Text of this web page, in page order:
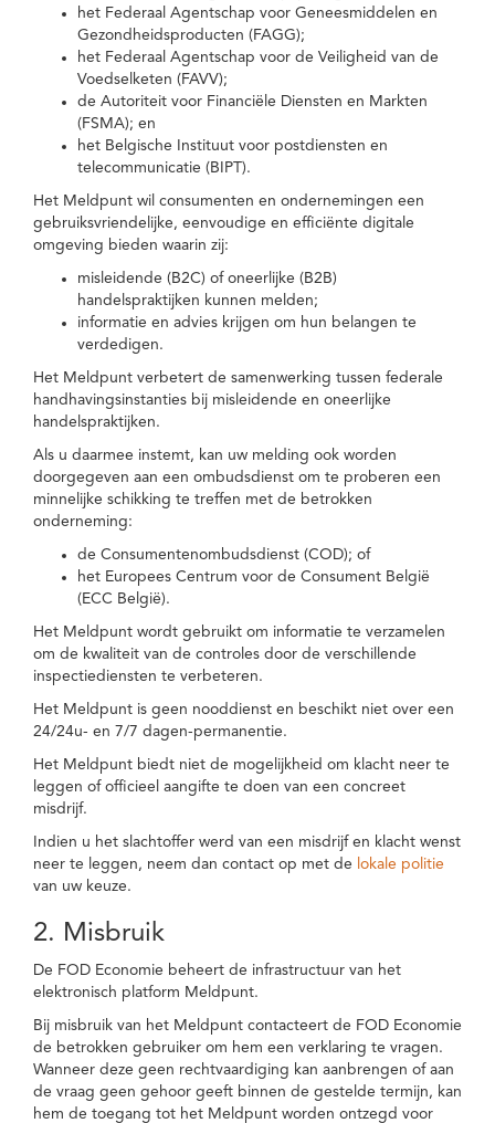
het Federaal Agentschap voor Geneesmiddelen en
Gezondheidsproducten (FAGG);
het Federaal Agentschap voor de Veiligheid van de
Voedselketen (FAVV);
de Autoriteit voor Financiële Diensten en Markten
(FSMA); en
het Belgische Instituut voor postdiensten en
telecommunicatie (BIPT).
Het Meldpunt wil consumenten en ondernemingen een
gebruiksvriendelijke, eenvoudige en efficiënte digitale
omgeving bieden waarin zij:
misleidende (B2C) of oneerlijke (B2B)
handelspraktijken kunnen melden;
informatie en advies krijgen om hun belangen te
verdedigen.
Het Meldpunt verbetert de samenwerking tussen federale
handhavingsinstanties bij misleidende en oneerlijke
handelspraktijken.
Als u daarmee instemt, kan uw melding ook worden
doorgegeven aan een ombudsdienst om te proberen een
minnelijke schikking te treffen met de betrokken
onderneming:
de Consumentenombudsdienst (COD); of
het Europees Centrum voor de Consument België
(ECC België).
Het Meldpunt wordt gebruikt om informatie te verzamelen
om de kwaliteit van de controles door de verschillende
inspectiediensten te verbeteren.
Het Meldpunt is geen nooddienst en beschikt niet over een
24/24u- en 7/7 dagen-permanentie.
Het Meldpunt biedt niet de mogelijkheid om klacht neer te
leggen of officieel aangifte te doen van een concreet
misdrijf.
Indien u het slachtoffer werd van een misdrijf en klacht wenst
neer te leggen, neem dan contact op met de lokale politie
van uw keuze.
2. Misbruik
De FOD Economie beheert de infrastructuur van het
elektronisch platform Meldpunt.
Bij misbruik van het Meldpunt contacteert de FOD Economie
de betrokken gebruiker om hem een verklaring te vragen.
Wanneer deze geen rechtvaardiging kan aanbrengen of aan
de vraag geen gehoor geeft binnen de gestelde termijn, kan
hem de toegang tot het Meldpunt worden ontzegd voor